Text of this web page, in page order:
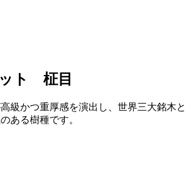
ト 柾目
級かつ重厚感を演出し、世界三大銘木と
ある樹種です。